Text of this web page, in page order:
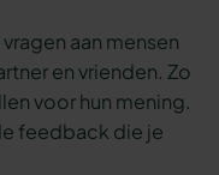
aan mensen
en vrienden. Zo
voor hun mening.
feedback die je